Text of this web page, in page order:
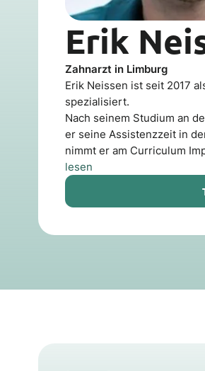
Erik
Zahnarzt in Limburg
Erik Neissen ist seit 2017
spezialisiert.
Nach seinem Studium an
er seine Assistenzzeit in
nimmt er am Curriculum
lesen